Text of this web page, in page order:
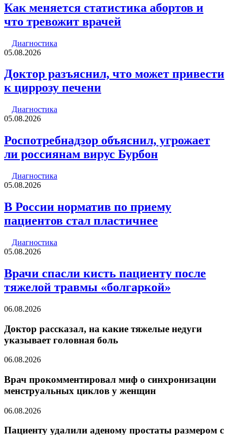
Как меняется статистика абортов и
что тревожит врачей
Диагностика
05.08.2026
Доктор разъяснил, что может привести
к циррозу печени
Диагностика
05.08.2026
Роспотребнадзор объяснил, угрожает
ли россиянам вирус Бурбон
Диагностика
05.08.2026
В России норматив по приему
пациентов стал пластичнее
Диагностика
05.08.2026
Врачи спасли кисть пациенту после
тяжелой травмы «болгаркой»
06.08.2026
Доктор рассказал, на какие тяжелые недуги
указывает головная боль
06.08.2026
Врач прокомментировал миф о синхронизации
менструальных циклов у женщин
06.08.2026
Пациенту удалили аденому простаты размером с